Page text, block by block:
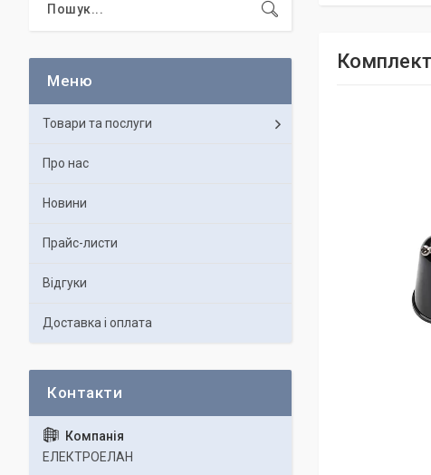
Товари та послуги
Про нас
Новини
Прайс-листи
Відгуки
Доставка і оплата
ЕЛЕКТРОЕЛАН